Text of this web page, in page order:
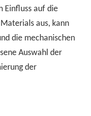
Einfluss auf die
aus, kann
die mechanischen
Auswahl der
der